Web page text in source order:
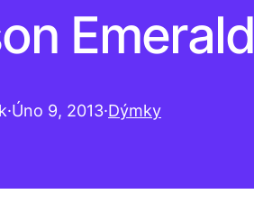
Emerald
·Úno 9, 2013·Dýmky